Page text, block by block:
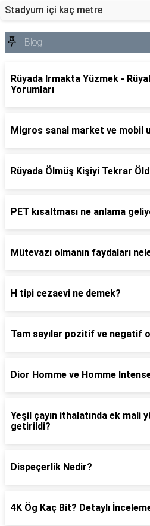
Stadyum içi kaç metre
Blog
Rüyada Irmakta Yüzmek -
Yorumları
Migros sanal market ve mobil
Rüyada Ölmüş Kişiyi Tekrar
PET kısaltması ne anlama
Mütevazı olmanın faydaları
H tipi cezaevi ne demek?
Tam sayılar pozitif ve negatif
Dior Homme ve Homme
Yeşil çayın ithalatında ek mali
getirildi?
Dispeçerlik Nedir?
4K Ög Kaç Bit? Detaylı